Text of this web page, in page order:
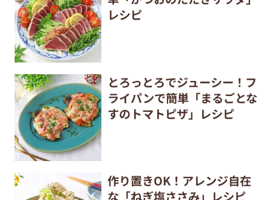
レシピ
とろっとろでジューシー！フ
ライパンで簡単「まるごとな
すのトマトピザ」レシピ
作り置きOK！アレンジ自在
な「ねぎ塩ささみ」レシピ